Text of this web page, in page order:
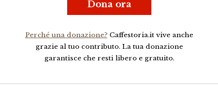
Dona ora
Perché una donazione?Caffestoria.it vive anche
grazie al tuo contributo. La tua donazione
garantisce che resti libero e gratuito.